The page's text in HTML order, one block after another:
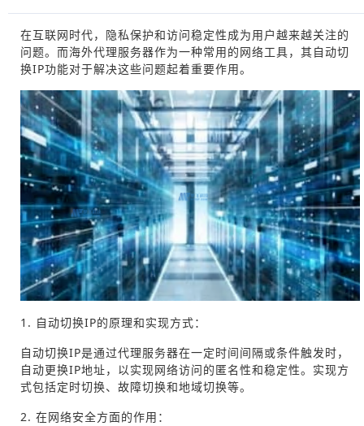
在互联网时代，隐私保护和访问稳定性成为用户越来越关注的
问题。而海外代理服务器作为一种常用的网络工具，其自动切
换IP功能对于解决这些问题起着重要作用。
1. 自动切换IP的原理和实现方式：
自动切换IP是通过代理服务器在一定时间间隔或条件触发时，
自动更换IP地址，以实现网络访问的匿名性和稳定性。实现方
式包括定时切换、故障切换和地域切换等。
2. 在网络安全方面的作用：